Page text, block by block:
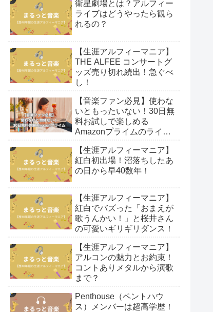
衛星劇場とは？アルフィー
ライブはどうやったら観ら
れるの？
【生涯アルフィーマニア】
THE ALFEE コンサートグ
ッズ売り切れ続出！急ぐべ
し！
【音楽ファン必見】使わな
いともったいない！30日無
料お試しで楽しめる
Amazonプライムのライブ
【生涯アルフィーマニア】
紅白初出場！沼落ちしたあ
の日から早40数年！
【生涯アルフィーマニア】
紅白でバズった「おまえが
歌うんかい！」と桜井さん
の可愛いギリギリダンス！
【生涯アルフィーマニア】
アルコンの魅力とお約束！
コントありメタルから演歌
まで？
Penthouse（ペントハウ
ス）メンバーは超高学歴！